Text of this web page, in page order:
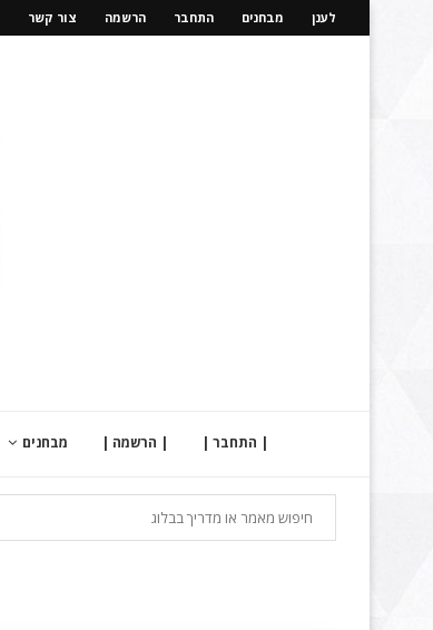
לענן מבחנים התחבר הרשמה צור קשר
| התחבר | | הרשמה | מבחנים